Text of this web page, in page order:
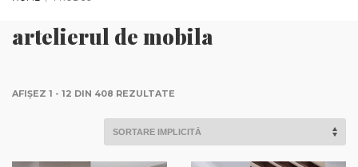
artelierul de mobila
AFIȘEZ 1 - 12 DIN 408 REZULTATE